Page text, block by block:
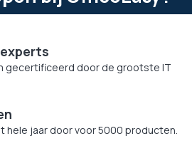
gecertificeerd door de grootste IT
hele jaar door voor 5000 producten.